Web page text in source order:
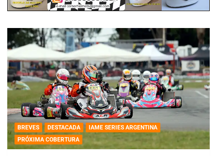
BREVES DESTACADA
IAME SERIES ARGENTINA
PRÓXIMA COBERTURA